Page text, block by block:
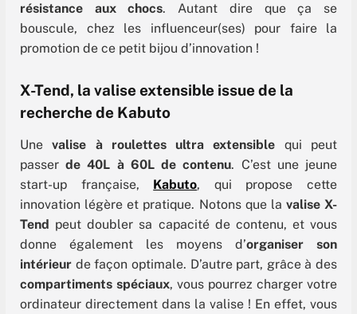
résistance aux chocs. Autant dire que ça se
bouscule, chez les influenceur(ses) pour faire la
promotion de ce petit bijou d’innovation !
X-Tend, la valise extensible issue de la
recherche de Kabuto
Une valise à roulettes ultra extensible qui peut
passer de 40L à 60L de contenu. C’est une jeune
start-up française, Kabuto, qui propose cette
innovation légère et pratique. Notons que la valise X-
Tend peut doubler sa capacité de contenu, et vous
donne également les moyens d’organiser son
intérieur de façon optimale. D’autre part, grâce à des
compartiments spéciaux, vous pourrez charger votre
ordinateur directement dans la valise ! En effet, vous